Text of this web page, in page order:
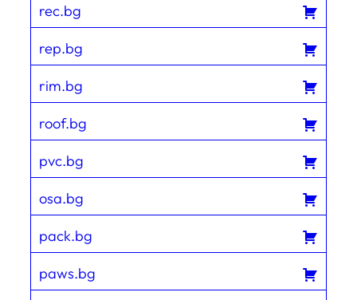
rec.bg
rep.bg
rim.bg
roof.bg
pvc.bg
osa.bg
pack.bg
paws.bg